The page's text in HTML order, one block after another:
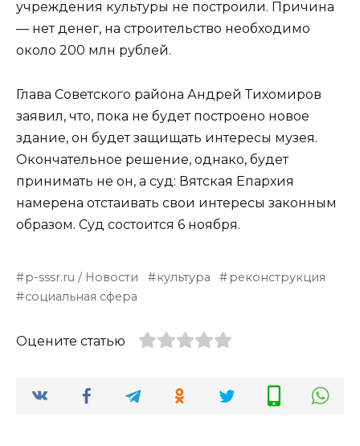
учреждения культуры не построили. Причина
— нет денег, на строительство необходимо
около 200 млн рублей.
Глава Советского района Андрей Тихомиров
заявил, что, пока не будет построено новое
здание, он будет защищать интересы музея.
Окончательное решение, однако, будет
принимать не он, а суд: Вятская Епархия
намерена отстаивать свои интересы законным
образом. Суд состоится 6 ноября.
p-sssr.ru / Новости культура
реконструкция
социальная сфера
Оцените статью